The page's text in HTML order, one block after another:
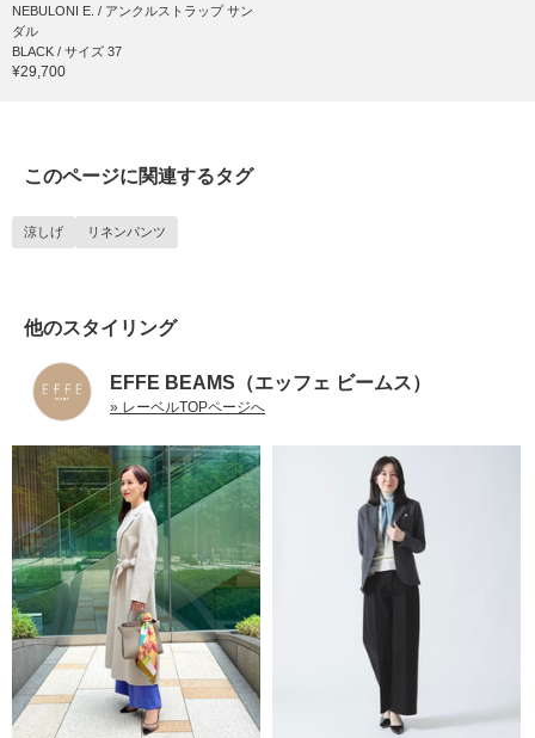
NEBULONI E. / アンクルストラップ サン
ダル
BLACK / サイズ 37
¥29,700
このページに関連するタグ
涼しげ リネンパンツ
他のスタイリング
EFFE BEAMS（エッフェ ビームス）
» レーベルTOPページへ